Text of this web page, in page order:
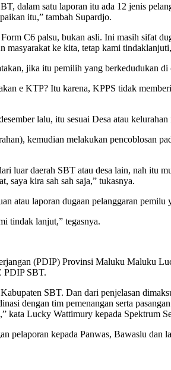
dalam satu laporan itu ada 12 jenis
itu,” tambah Supardjo.
C6 palsu, bukan asli. Ini masih sifat
masyarakat ke kita, tetap kami
jika itu pemilih yang berkedudukan
e KTP? Itu karena, KPPS tidak
lalu, itu sesuai Desa atau
kemudian melakukan pencoblosan
luar daerah SBT atau desa lain, nah itu
saya kira sah sah saja,” tukasnya.
atau laporan dugaan pelanggaran
tindak lanjut,” tegasnya.
(PDIP) Provinsi Maluku Maluku
PDIP SBT.
SBT. Dan dari penjelasan
dengan tim pemenangan serta
kata Lucky Wattimury kepada Spektrum
pelaporan kepada Panwas, Bawaslu